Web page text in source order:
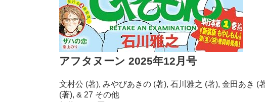
アフタヌーン 2025年12月号
文村公 (著), みやびあきの (著), 石川雅之 (著), 金田あき (
(著), & 27 その他